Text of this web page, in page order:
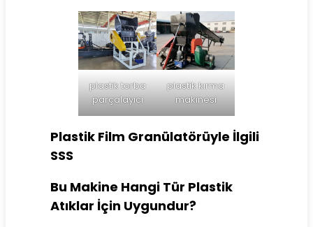
plastik torba
parçalayıcı
plastik kırma
makinesi
Plastik Film Granülatörüyle İlgili
SSS
Bu Makine Hangi Tür Plastik
Atıklar İçin Uygundur?